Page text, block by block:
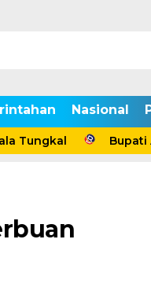
Nasional
Bupati